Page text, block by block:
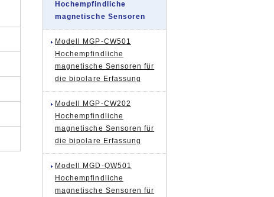
Hochempfindliche
magnetische Sensoren
Modell MGP-CW501
Hochempfindliche
magnetische Sensoren für
die bipolare Erfassung
Modell MGP-CW202
Hochempfindliche
magnetische Sensoren für
die bipolare Erfassung
Modell MGD-QW501
Hochempfindliche
magnetische Sensoren für